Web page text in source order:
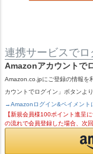
連携サービスで
Amazonアカウントで
Amazon.co.jpにご登録の情報を
カウントでログイン」ボタンよ
→Amazonログイン&ペイメント
【新規会員様100ポイント進呈
の流れで会員登録した場合、次